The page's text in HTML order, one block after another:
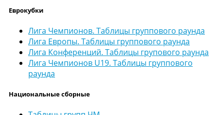
Еврокубки
Лига Чемпионов. Таблицы группового раунда
Лига Европы. Таблицы группового раунда
Лига Конференций. Таблицы групового раунда
Лига Чемпионов U19. Таблицы группового
раунда
Национальные сборные